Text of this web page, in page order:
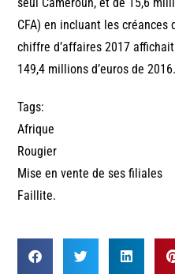
seul Cameroun, et de 15,6
CFA) en incluant les créances
chiffre d’affaires 2017
149,4 millions d’euros de 2016.
Tags:
Afrique
Rougier
Mise en vente de ses filiales
Faillite.